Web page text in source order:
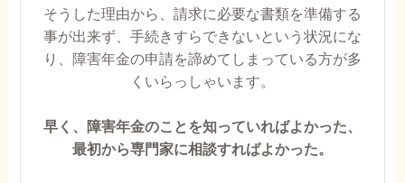
そうした理由から、請求に必要な書類を準備する
事が出来ず、手続きすらできないという状況にな
り、障害年金の申請を諦めてしまっている方が多
くいらっしゃいます。
早く、障害年金のことを知っていればよかった、
最初から専門家に相談すればよかった。